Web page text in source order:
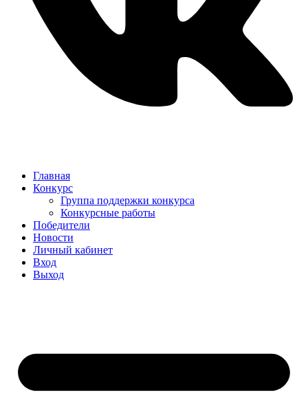
Главная
Конкурс
Группа поддержки конкурса
Конкурсные работы
Победители
Новости
Личный кабинет
Вход
Выход